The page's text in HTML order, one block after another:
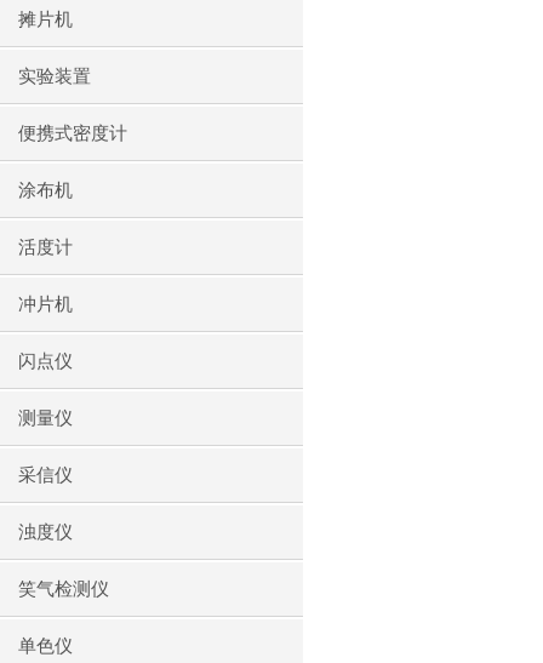
摊片机
实验装置
便携式密度计
涂布机
活度计
冲片机
闪点仪
测量仪
采信仪
浊度仪
笑气检测仪
单色仪